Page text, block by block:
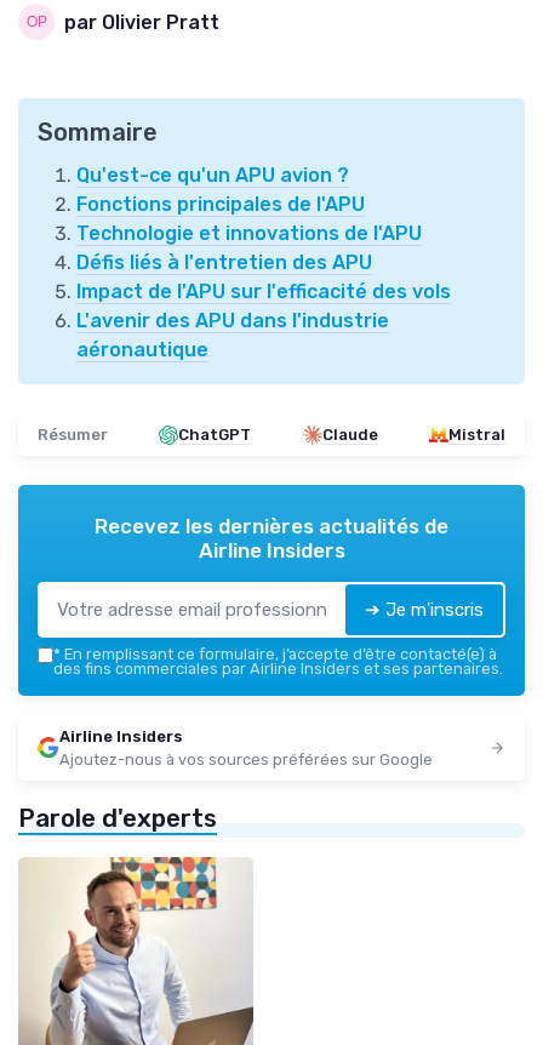
par Olivier Pratt
Sommaire
Qu'est-ce qu'un APU avion ?
Fonctions principales de l'APU
Technologie et innovations de l'APU
Défis liés à l'entretien des APU
Impact de l'APU sur l'efficacité des vols
L'avenir des APU dans l'industrie
aéronautique
Résumer ChatGPT Claude Mistral
Recevez les dernières actualités de
Airline Insiders
➔ Je m'inscris
* En remplissant ce formulaire, j’accepte d’être contacté(e) à
des fins commerciales par Airline Insiders et ses partenaires.
Airline Insiders
Ajoutez-nous à vos sources préférées sur Google
Parole d'experts